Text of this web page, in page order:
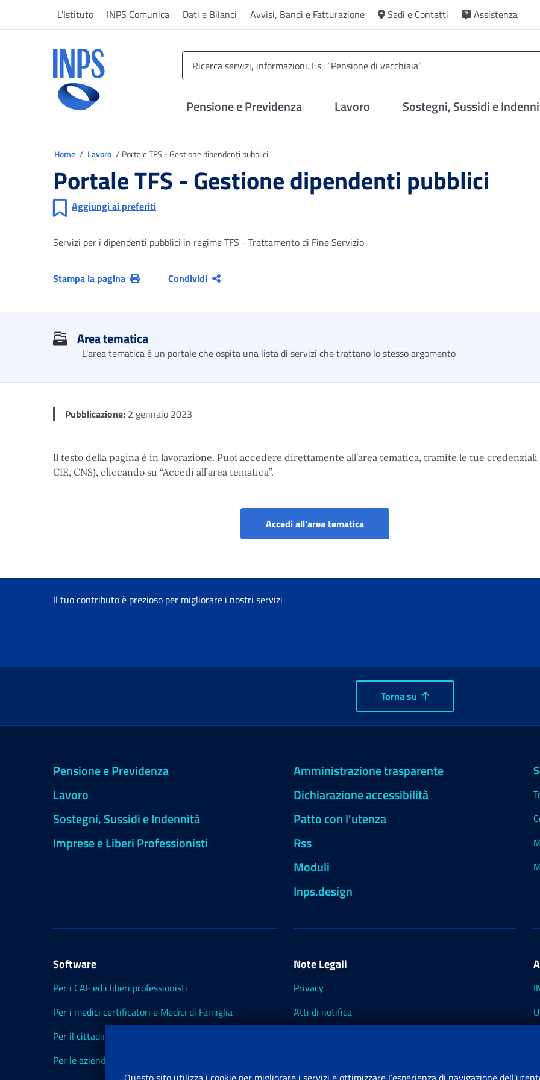
L'Istituto INPS Comunica Dati e Bilanci Avvisi, Bandi e Fatturazione Sedi e Contatti Assistenza
Pensione e Previdenza Lavoro Sostegni, Sussidi e
Home Lavoro Portale TFS - Gestione dipendenti pubblici
Portale TFS - Gestione dipendenti pubblici
Aggiungi ai preferiti
Servizi per i dipendenti pubblici in regime TFS - Trattamento di Fine Servizio
Stampa la pagina Condividi
Area tematica
L'area tematica è un portale che ospita una lista di servizi che trattano lo stesso argomento
Pubblicazione: 2 gennaio 2023
Il testo della pagina è in lavorazione. Puoi accedere direttamente all’area tematica, tramite le tue credenziali
CIE, CNS), cliccando su “Accedi all’area tematica”.
Accedi all'area tematicaPortale TFS - Gestione dipendenti pubblici
Il tuo contributo è prezioso per migliorare i nostri servizi
Torna su
Pensione e Previdenza
Lavoro
Sostegni, Sussidi e Indennità
Imprese e Liberi Professionisti
Amministrazione trasparente
Dichiarazione accessibilità
Patto con l'utenza
Rss
Moduli
Inps.design
Software
Per i CAF ed i liberi professionisti
Per i medici certificatori e Medici di Famiglia
Per il cittadino
Per le aziende ed i Consulenti
Note Legali
Privacy
Atti di notifica